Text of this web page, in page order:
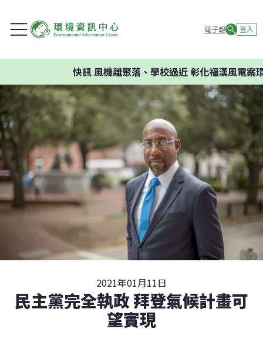
電子報 登入
風機離聚落、學校過近 彰化福漢風電案環委
2021年01月11日
民主黨完全執政 拜登氣候計畫可
望實現